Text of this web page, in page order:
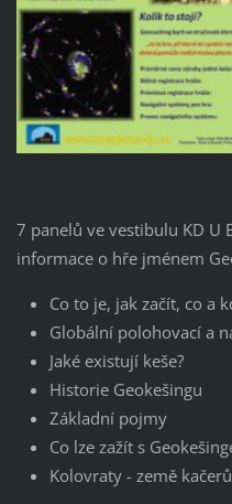
7 panelů ve vestibulu KD U
informace o hře jménem
Co to je, jak začít, co a
Globální polohovací a
Jaké existují keše?
Historie Geokešingu
Základní pojmy
Co lze zažít s
Kolovraty - země